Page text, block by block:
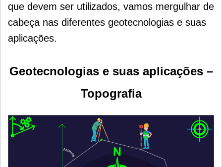
que devem ser utilizados, vamos mergulhar de
cabeça nas diferentes geotecnologias e suas
aplicações.
Geotecnologias e suas aplicações –
Topografia